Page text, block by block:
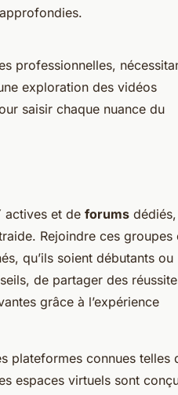
professionnelles,
exploration des vidéos
saisir chaque nuance du
actives et de forums dédiés,
Rejoindre ces groupes
qu’ils soient débutants ou
de partager des
grâce à l’expérience
plateformes connues telles
espaces virtuels sont